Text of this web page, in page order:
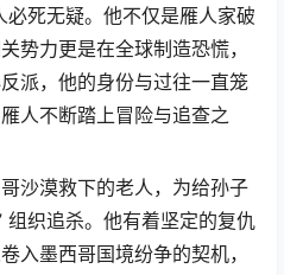
必死无疑。他不仅是雁人家破
势力更是在全球制造恐慌，
派，他的身份与过往一直笼
人不断踏上冒险与追查之
沙漠救下的老人，为给孙子
组织追杀。他有着坚定的复仇
入墨西哥国境纷争的契机，